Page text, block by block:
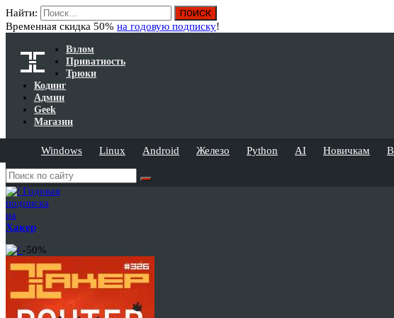
Найти:
Временная скидка 50% на годовую подписку!
Взлом
Приватность
Трюки
Кодинг
Админ
Geek
Магазин
Windows Linux Android Железо Python AI Новичкам
Годовая
подписка
на
Хакер
-50%